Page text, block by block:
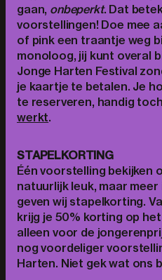
gaan, onbeperkt. Dat
voorstellingen! Doe mee
of pink een traantje weg
monoloog, jij kunt overal
Jonge Harten Festival
je kaartje te betalen. Je
te reserveren, handig
werkt.
STAPELKORTING
Één voorstelling bekijken
natuurlijk leuk, maar
geven wij stapelkorting.
krijg je 50% korting op
alleen voor de
nog voordeliger
Harten. Niet gek wat ons